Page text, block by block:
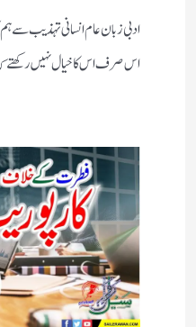
ادبى زبان عام انسانى تہذيب سے
اس صرف اس كا خيال نہيں